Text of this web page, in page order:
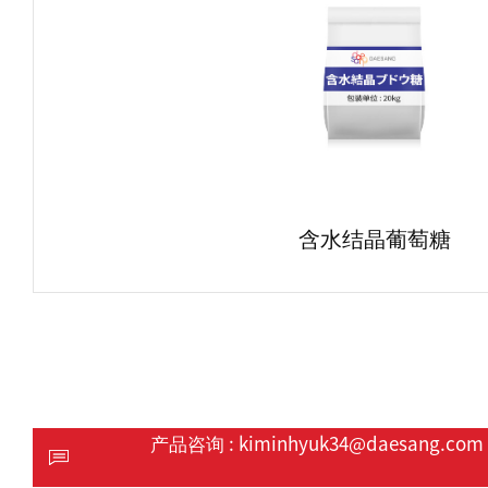
含水结晶葡萄糖
产品咨询 : kiminhyuk34@daesang.com